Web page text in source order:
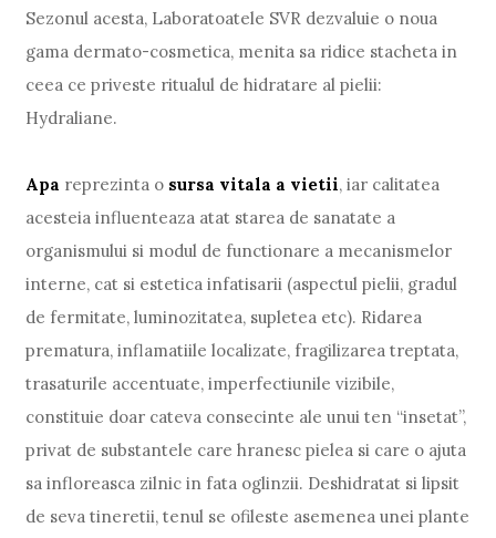
Sezonul acesta, Laboratoatele SVR dezvaluie o noua
gama dermato-cosmetica, menita sa ridice stacheta in
ceea ce priveste ritualul de hidratare al pielii:
Hydraliane.
Apa reprezinta o sursa vitala a vietii, iar calitatea
acesteia influenteaza atat starea de sanatate a
organismului si modul de functionare a mecanismelor
interne, cat si estetica infatisarii (aspectul pielii, gradul
de fermitate, luminozitatea, supletea etc). Ridarea
prematura, inflamatiile localizate, fragilizarea treptata,
trasaturile accentuate, imperfectiunile vizibile,
constituie doar cateva consecinte ale unui ten “insetat”,
privat de substantele care hranesc pielea si care o ajuta
sa infloreasca zilnic in fata oglinzii. Deshidratat si lipsit
de seva tineretii, tenul se ofileste asemenea unei plante